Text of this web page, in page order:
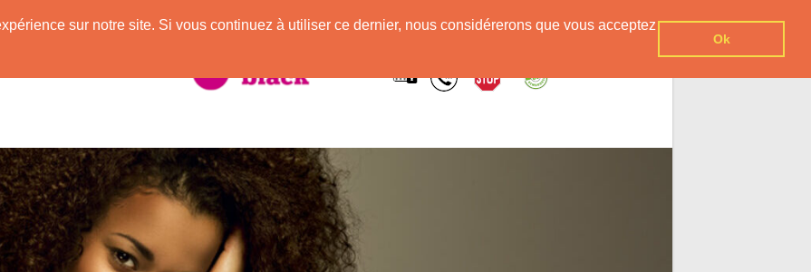
sur notre site. Si vous continuez à utiliser ce dernier, nous considérerons que vous acceptez
Ok
à la Peau Noire !